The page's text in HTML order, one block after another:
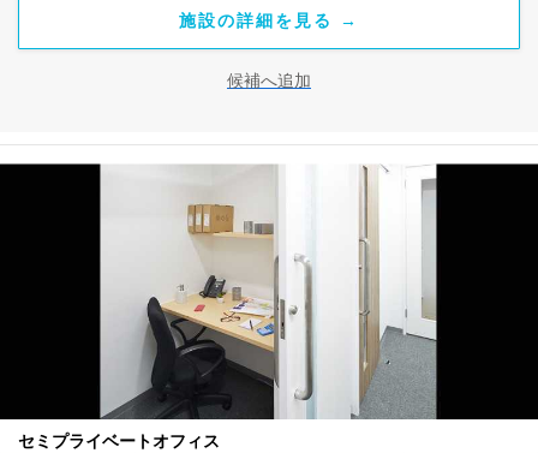
施設の詳細を見る →
候補へ追加
セミプライベートオフィス